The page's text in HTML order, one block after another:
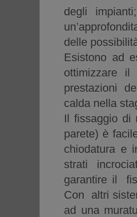
degli
delle
Esistono ad
ottimizzare il
prestazioni
calda nella
Il fissaggio di
parete) è
chiodatura e
strati
garantire il
Con altri
ad una